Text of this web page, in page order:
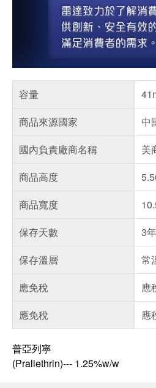
容量
商品來源國家
中
國內負責廠商名稱
美
商品高度
商品寬度
保存天數
3年
保存溫層
常
應免稅
應
應免稅
應
普亞列寧
(Prallethrin)--- 1.25%w/w